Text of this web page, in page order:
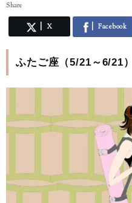
Share
X Facebook
ふたご座（5/21～6/21）